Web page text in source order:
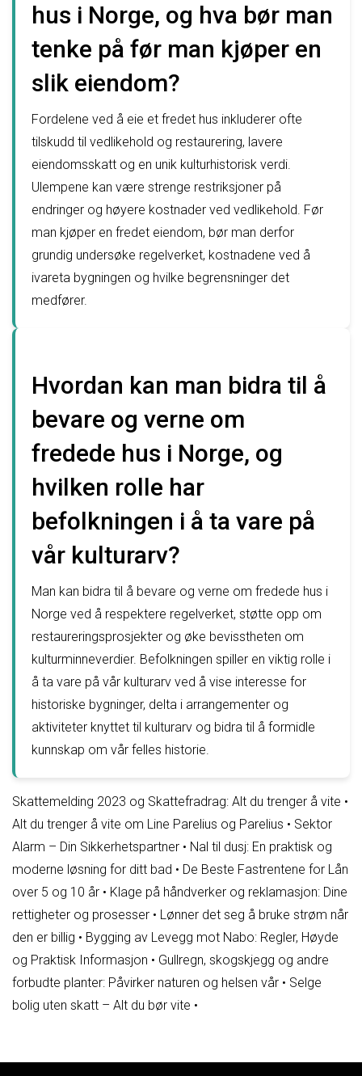
hus i Norge, og hva bør man
tenke på før man kjøper en
slik eiendom?
Fordelene ved å eie et fredet hus inkluderer ofte
tilskudd til vedlikehold og restaurering, lavere
eiendomsskatt og en unik kulturhistorisk verdi.
Ulempene kan være strenge restriksjoner på
endringer og høyere kostnader ved vedlikehold. Før
man kjøper en fredet eiendom, bør man derfor
grundig undersøke regelverket, kostnadene ved å
ivareta bygningen og hvilke begrensninger det
medfører.
Hvordan kan man bidra til å
bevare og verne om
fredede hus i Norge, og
hvilken rolle har
befolkningen i å ta vare på
vår kulturarv?
Man kan bidra til å bevare og verne om fredede hus i
Norge ved å respektere regelverket, støtte opp om
restaureringsprosjekter og øke bevisstheten om
kulturminneverdier. Befolkningen spiller en viktig rolle i
å ta vare på vår kulturarv ved å vise interesse for
historiske bygninger, delta i arrangementer og
aktiviteter knyttet til kulturarv og bidra til å formidle
kunnskap om vår felles historie.
Skattemelding 2023 og Skattefradrag: Alt du trenger å vite •
Alt du trenger å vite om Line Parelius og Parelius • Sektor
Alarm – Din Sikkerhetspartner • Nal til dusj: En praktisk og
moderne løsning for ditt bad • De Beste Fastrentene for Lån
over 5 og 10 år • Klage på håndverker og reklamasjon: Dine
rettigheter og prosesser • Lønner det seg å bruke strøm når
den er billig • Bygging av Levegg mot Nabo: Regler, Høyde
og Praktisk Informasjon • Gullregn, skogskjegg og andre
forbudte planter: Påvirker naturen og helsen vår • Selge
bolig uten skatt – Alt du bør vite •